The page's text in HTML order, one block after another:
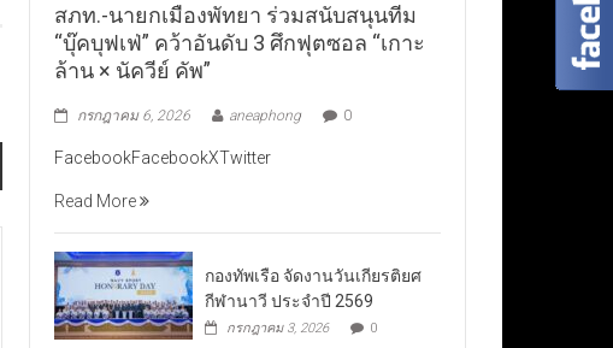
สภท.-นายกเมืองพัทยา ร่วมสนับสนุนทีม
“บุ๊คบุฟเฟ่” คว้าอันดับ 3 ศึกฟุตซอล “เกาะ
ล้าน × นัควีย์ คัพ”
กรกฎาคม 6, 2026 aneaphong 0
FacebookFacebookXTwitter
Read More
กองทัพเรือ จัดงานวันเกียรติยศ
กีฬานาวี ประจำปี 2569
กรกฎาคม 3, 2026 0